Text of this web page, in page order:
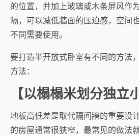
的位置，并加上玻璃或木条屏风作
隔，可以减低牆面的压迫感，空间
不同需要使用。
要打造半开放式卧室有不同的方法
方法：
【以榻榻米划分独立
地板高低差是取代隔间牆的重要设
的房屋通常很狭窄，最常见的做法